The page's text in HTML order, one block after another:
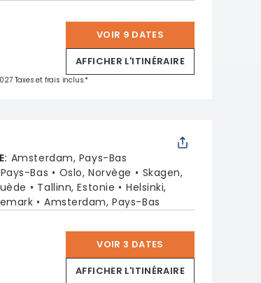
VOIR 9 DATES
AFFICHER L'ITINÉRAIRE
Taxes et frais inclus.*
: Amsterdam, Pays-Bas
Bas Oslo, Norvège
Skagen,
Tallinn, Estonie
Helsinki,
Amsterdam, Pays-Bas
VOIR 3 DATES
AFFICHER L'ITINÉRAIRE